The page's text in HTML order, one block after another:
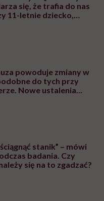
się, że trafia do nas
11-letnie dziecko,
powoduje zmiany w
do tych przy
Nowe ustalenia
stanik” – mówi
badania. Czy
się na to zgadzać?